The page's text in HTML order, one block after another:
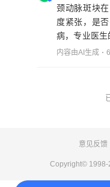
颈动脉斑块
度紧张，是
病，专业医生
内容由AI生成
意见反馈
Copyright© 1998-